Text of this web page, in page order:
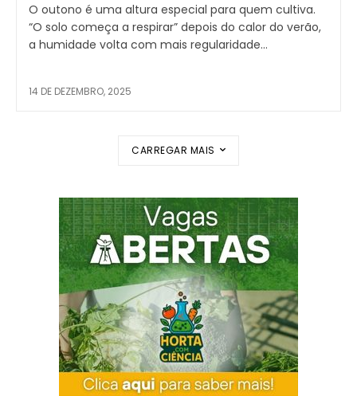
O outono é uma altura especial para quem cultiva.
“O solo começa a respirar” depois do calor do verão,
a humidade volta com mais regularidade...
14 DE DEZEMBRO, 2025
CARREGAR MAIS